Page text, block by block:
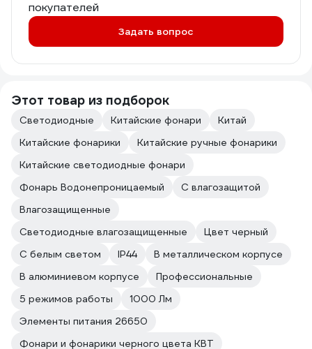
покупателей
Задать вопрос
Этот товар из подборок
Светодиодные Китайские фонари
Китай
Китайские фонарики
Китайские ручные фонарики
Китайские светодиодные фонари
Фонарь Водонепроницаемый
С влагозащитой
Влагозащищенные
Светодиодные влагозащищенные
Цвет черный
С белым светом
IP44
В металлическом корпусе
В алюминиевом корпусе
Профессиональные
5 режимов работы
1000 Лм
Элементы питания 26650
Фонари и фонарики черного цвета КВТ